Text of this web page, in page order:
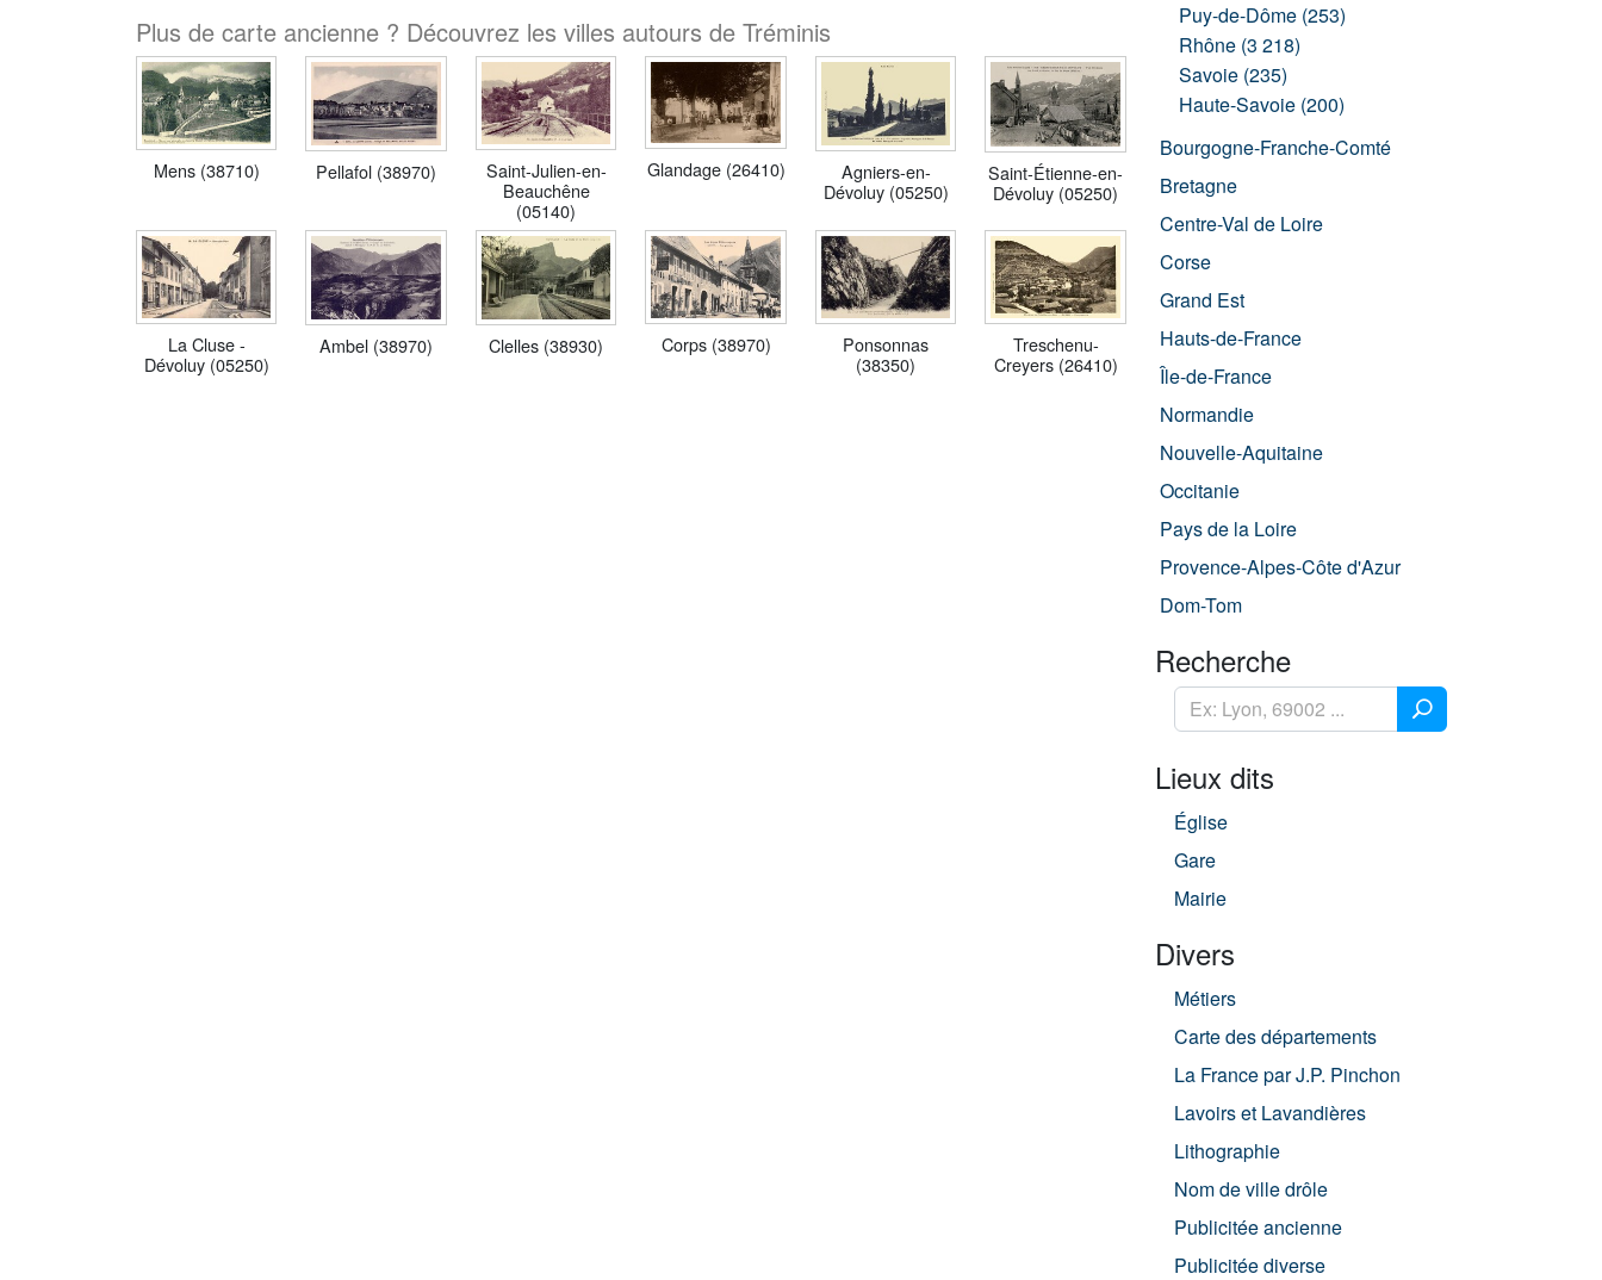
Plus de carte ancienne ? Découvrez les villes autours de Tréminis
Mens (38710) Pellafol (38970)
Saint-Julien-en-
Beauchêne
(05140)
Glandage (26410)
Agniers-en-
Dévoluy (05250)
Saint-Étienne-en-
Dévoluy (05250)
La Cluse -
Dévoluy (05250)
Ambel (38970) Clelles (38930) Corps (38970)
Ponsonnas
(38350)
Treschenu-
Creyers (26410)
Puy-de-Dôme (253)
Rhône (3 218)
Savoie (235)
Haute-Savoie (200)
Bourgogne-Franche-Comté
Bretagne
Centre-Val de Loire
Corse
Grand Est
Hauts-de-France
Île-de-France
Normandie
Nouvelle-Aquitaine
Occitanie
Pays de la Loire
Provence-Alpes-Côte d'Azur
Dom-Tom
Recherche
Lieux dits
Église
Gare
Mairie
Divers
Métiers
Carte des départements
La France par J.P. Pinchon
Lavoirs et Lavandières
Lithographie
Nom de ville drôle
Publicitée ancienne
Publicitée diverse